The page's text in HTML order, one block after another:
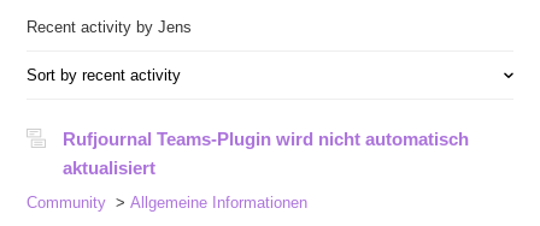
Recent activity by Jens
Sort by recent activity
Rufjournal Teams-Plugin wird nicht automatisch
aktualisiert
Community Allgemeine Informationen